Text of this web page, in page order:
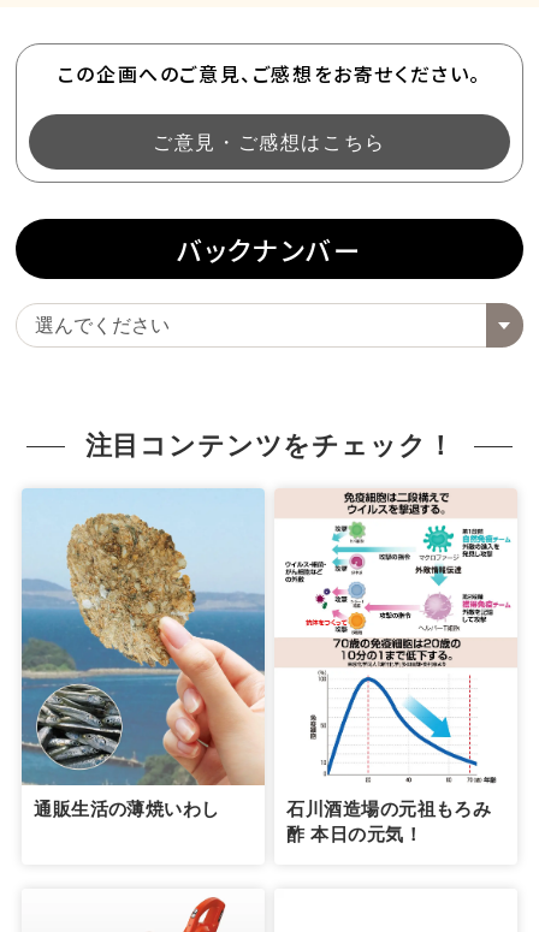
この企画へのご意見、ご感想をお寄せください。
ご意見・ご感想はこちら
バックナンバー
注目コンテンツをチェック！
通販生活の薄焼いわし
石川酒造場の元祖もろみ
酢 本日の元気！